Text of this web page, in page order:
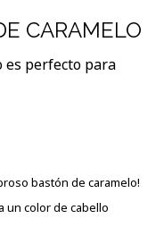
CARAMELO
bastón de caramelo!
un color de cabello